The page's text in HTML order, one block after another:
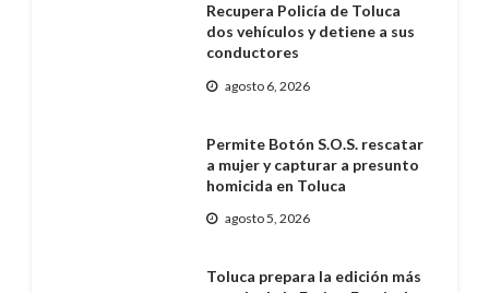
Recupera Policía de Toluca
dos vehículos y detiene a sus
conductores
agosto 6, 2026
Permite Botón S.O.S. rescatar
a mujer y capturar a presunto
homicida en Toluca
agosto 5, 2026
Toluca prepara la edición más